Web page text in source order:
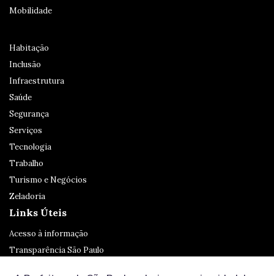
Mobilidade
Habitação
Inclusão
Infraestrutura
Saúde
Segurança
Serviços
Tecnologia
Trabalho
Turismo e Negócios
Zeladoria
Links Úteis
Acesso à informação
Transparência São Paulo